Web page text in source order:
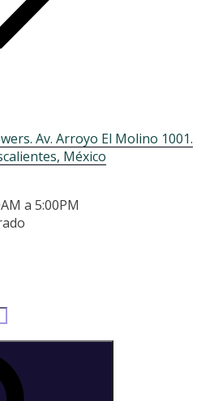
Av. Arroyo El Molino 1001.
México
a 5:00PM